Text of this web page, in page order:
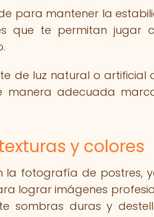
para mantener la
que te permitan jugar
de luz natural o artificial
manera adecuada
y colores
la fotografía de postres,
lograr imágenes
sombras duras y